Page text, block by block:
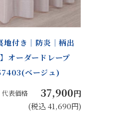
地付き｜防炎｜柄出
オーダードレープ
ベージュ)
代表価格 37,900円
(税込 41,690円)